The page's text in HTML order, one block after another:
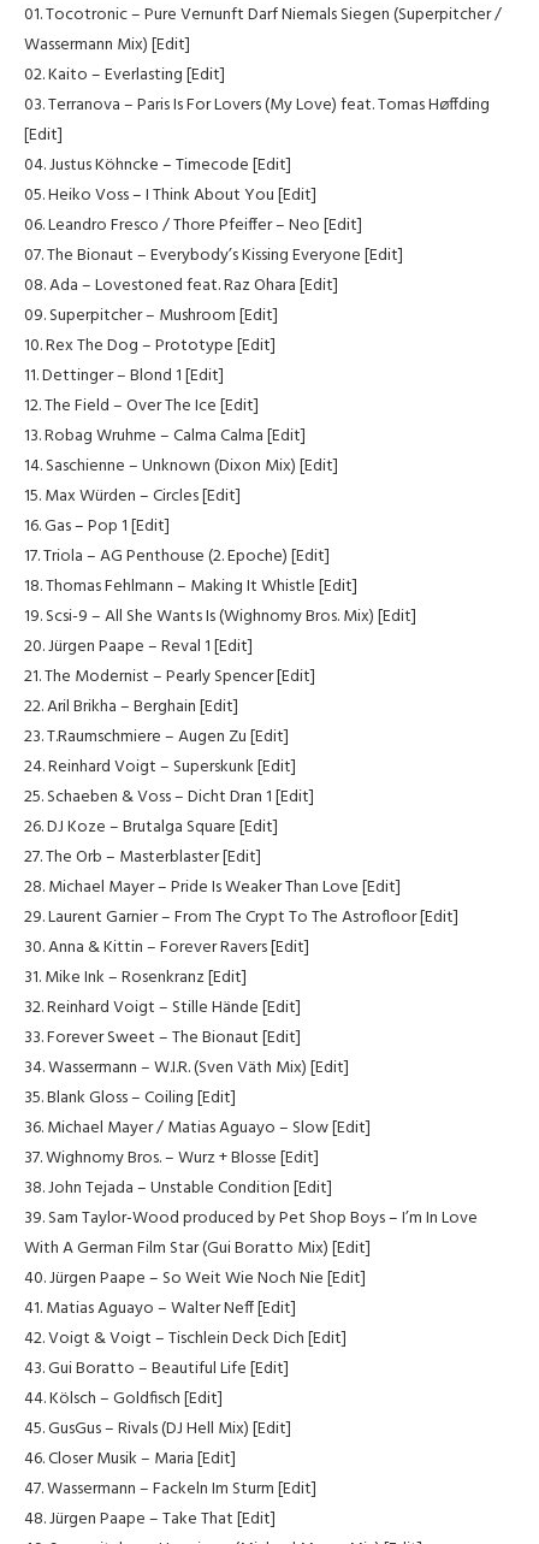
01. Tocotronic – Pure Vernunft Darf Niemals Siegen (Superpitcher /
Wassermann Mix) [Edit]
02. Kaito – Everlasting [Edit]
03. Terranova – Paris Is For Lovers (My Love) feat. Tomas Høffding
[Edit]
04. Justus Köhncke – Timecode [Edit]
05. Heiko Voss – I Think About You [Edit]
06. Leandro Fresco / Thore Pfeiffer – Neo [Edit]
07. The Bionaut – Everybody’s Kissing Everyone [Edit]
08. Ada – Lovestoned feat. Raz Ohara [Edit]
09. Superpitcher – Mushroom [Edit]
10. Rex The Dog – Prototype [Edit]
11. Dettinger – Blond 1 [Edit]
12. The Field – Over The Ice [Edit]
13. Robag Wruhme – Calma Calma [Edit]
14. Saschienne – Unknown (Dixon Mix) [Edit]
15. Max Würden – Circles [Edit]
16. Gas – Pop 1 [Edit]
17. Triola – AG Penthouse (2. Epoche) [Edit]
18. Thomas Fehlmann – Making It Whistle [Edit]
19. Scsi-9 – All She Wants Is (Wighnomy Bros. Mix) [Edit]
20. Jürgen Paape – Reval 1 [Edit]
21. The Modernist – Pearly Spencer [Edit]
22. Aril Brikha – Berghain [Edit]
23. T.Raumschmiere – Augen Zu [Edit]
24. Reinhard Voigt – Superskunk [Edit]
25. Schaeben & Voss – Dicht Dran 1 [Edit]
26. DJ Koze – Brutalga Square [Edit]
27. The Orb – Masterblaster [Edit]
28. Michael Mayer – Pride Is Weaker Than Love [Edit]
29. Laurent Garnier – From The Crypt To The Astrofloor [Edit]
30. Anna & Kittin – Forever Ravers [Edit]
31. Mike Ink – Rosenkranz [Edit]
32. Reinhard Voigt – Stille Hände [Edit]
33. Forever Sweet – The Bionaut [Edit]
34. Wassermann – W.I.R. (Sven Väth Mix) [Edit]
35. Blank Gloss – Coiling [Edit]
36. Michael Mayer / Matias Aguayo – Slow [Edit]
37. Wighnomy Bros. – Wurz + Blosse [Edit]
38. John Tejada – Unstable Condition [Edit]
39. Sam Taylor-Wood produced by Pet Shop Boys – I’m In Love
With A German Film Star (Gui Boratto Mix) [Edit]
40. Jürgen Paape – So Weit Wie Noch Nie [Edit]
41. Matias Aguayo – Walter Neff [Edit]
42. Voigt & Voigt – Tischlein Deck Dich [Edit]
43. Gui Boratto – Beautiful Life [Edit]
44. Kölsch – Goldfisch [Edit]
45. GusGus – Rivals (DJ Hell Mix) [Edit]
46. Closer Musik – Maria [Edit]
47. Wassermann – Fackeln Im Sturm [Edit]
48. Jürgen Paape – Take That [Edit]